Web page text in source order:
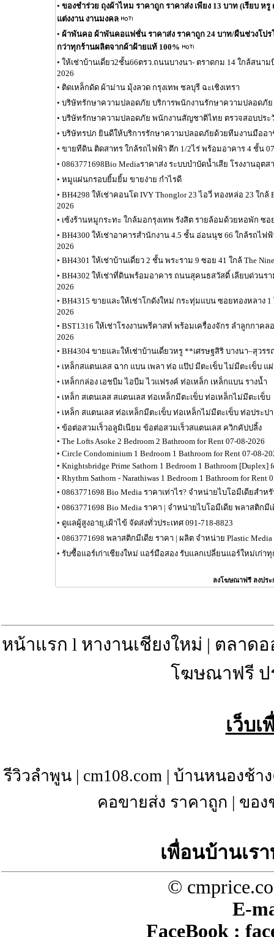
• ของชำร่วย ถุงผ้าไหม ราคาถูก ราคาส่ง เพียง 13 บาท (เรียบ หรู
แต่งงาน งานมงคล
• ผ้าพันคอ ผ้าพันคอแฟชั่น ราคาส่ง ราคาถูก 24 บาท/ผืนช่วงโป
กว่าทุกร้านผลิตจากผ้าฝ้ายแท้ 100%
• ให้เช่าบ้านเดี่ยว2ชั้น66ตรว.ถนนบางนา- ตราดกม 14 ใกล้สนา
2026
• ติดเหล็กดัด ผ้าม่าน มุ้งลวด กรุงเทพ ชลบุรี ฉะเชิงเทรา
• บริษัทรักษาความปลอดภัย บริการพนักงานรักษาความปลอดภัย
• บริษัทรักษาความปลอดภัย พนักงานสัญชาติไทย ตรวจสอบประ
• บริษัทรปภ ยินดีให้บริการรักษาความปลอดภัยด้วยทีมงานมืออ
• ขายทีดิน ติดสาทร ใกล้รถไฟฟ้า ตึก 1/2ไร่ พร้อมอาคาร 4 ชั้น
• 0863771698Bio Mediaราคาส่ง ระบบบำบัดน้ำเสีย โรงงานอุต
• หมูแผ่นกรอบยิ้มยิ้ม ขายง่าย กำไรดี
• BH4298 ให้เช่าคอนโด IVY Thonglor 23 ไอวี่ ทองหล่อ 23 ใกล้
2026
• เซ้งร้านหมูกระทะ ใกล้มอกรุงเทพ รังสิต รายล้อมด้วยหอพัก ซอ
• BH4300 ให้เช่าอาคารสำนักงาน 4.5 ชั้น อ่อนนุช 66 ใกล้รถไฟ
2026
• BH4301 ให้เช่าบ้านเดี่ยว 2 ชั้น พระราม 9 ซอย 41 ใกล้ The
• BH4302 ให้เช่าที่ดินพร้อมอาคาร ถนนสุคนธสวัสดิ์ เลียบด่วนร
2026
• BH4315 ขายและให้เช่าโกดังใหม่ กระทุ่มแบน ซอยทองหลาง 1
2026
• BST1316 ให้เช่าโรงงานพรีคาสท์ พร้อมเครื่องจักร ลำลูกกาคล
2026
• BH4304 ขายและให้เช่าบ้านเดี่ยวหรู **เศรษฐสิริ บางนา–สุวร
• เหล็กสแตนเลส ฉาก แบน เพลา ท่อ แป๊ป มีตะเข็บ ไม่มีตะเข็บ แ
• เหล็กกล่อง เอชบีม ไอบีม ไวแฟรงค์ ท่อเหล็ก เหล็กแบน รางน้ำ
• เหล็ก สเตนเลส สแตนเลส ท่อเหล็กมีตะเข็บ ท่อเหล็กไม่มีตะเข็บ
• เหล็ก สแตนเลส ท่อเหล็กมีตะเข็บ ท่อเหล็กไม่มีตะเข็บ ท่อประปา
• ข้อต่อสวมเร็วอลูมิเนียม ข้อต่อสวมเร็วสแตนเลส ควิกคัปปลิ้ง
• The Lofts Asoke 2 Bedroom 2 Bathroom for Rent 07-08-2026
• Circle Condominium 1 Bedroom 1 Bathroom for Rent 07-08-
• Knightsbridge Prime Sathorn 1 Bedroom 1 Bathroom [Duplex]
• Rhythm Sathorn - Narathiwas 1 Bedroom 1 Bathroom for Rent
• 0863771698 Bio Media ราคาเท่าไร? จำหน่ายไบโอมีเดียสำห
• 0863771698 Bio Media ราคา | จำหน่ายไบโอมีเดีย พลาสติกมี
• ดูแลผู้สูงอายุ,เฝ้าไข้ จัดส่งทั่วประเทศ 091-718-8823
• 0863771698 พลาสติกมีเดีย ราคา | ผลิต จำหน่าย Plastic Media
• รับซื้อแอร์เก่าเชียงใหม่ แอร์มือสอง รับแลกเปลี่ยนแอร์ใหม่เก่า
ลงโฆษณาฟรี ลงประ
หน้าแรก l หางานเชียงใหม่ | ตลาด
โฆษณาฟรี ป
เว็บ
รีวิวลำพูน | cm108.com | บ้านหนองช้า
คอขายส่ง ราคาถูก | ของ
เพื่อนบ้านเร
©
E-
FaceBook :